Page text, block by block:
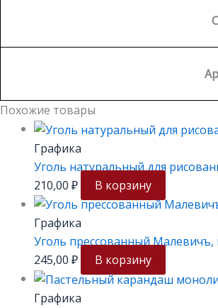
Похожие товары
Графика
Уголь натуральный для
210,00 ₽ В корзину
Графика
Уголь прессованный
245,00 ₽ В корзину
Графика